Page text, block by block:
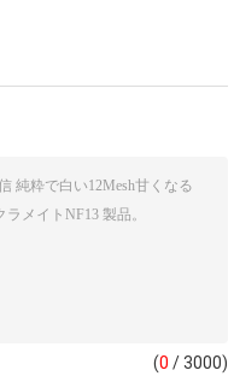
(0 / 3000)